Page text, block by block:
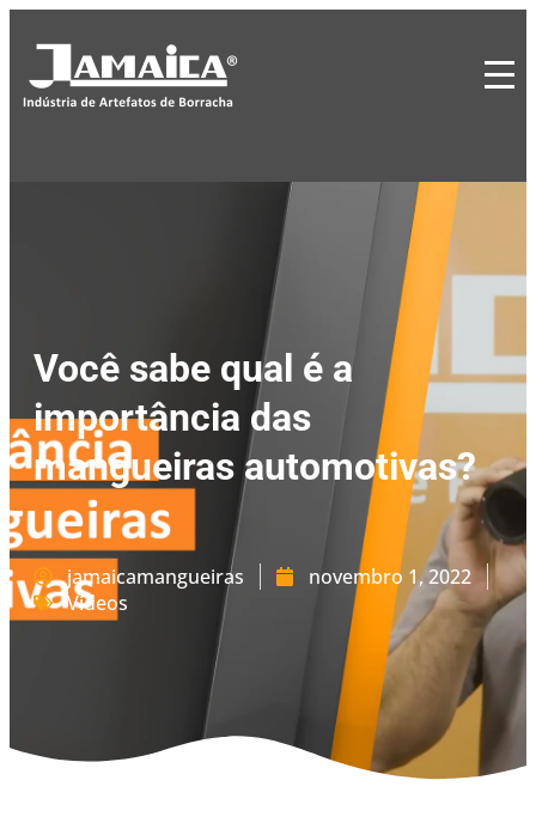
Você sabe qual é a
importância das
mangueiras automotivas?
jamaicamangueiras
novembro 1, 2022
Vídeos